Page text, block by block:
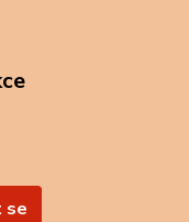
se